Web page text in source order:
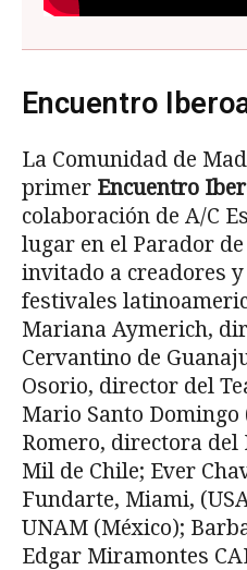
Encuentro
La Comunidad de
primer Encuentro
colaboración de A/C
lugar en el Parador
invitado a creadores
festivales
Mariana Aymerich,
Cervantino de
Osorio, director del
Mario Santo Domingo
Romero, directora del
Mil de Chile; Ever
Fundarte, Miami,
UNAM (México);
Edgar Miramontes